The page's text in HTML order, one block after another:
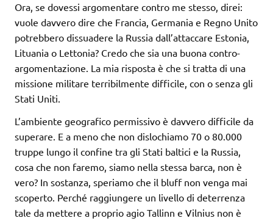
Ora, se dovessi argomentare contro me stesso, direi:
vuole davvero dire che Francia, Germania e Regno Unito
potrebbero dissuadere la Russia dall’attaccare Estonia,
Lituania o Lettonia? Credo che sia una buona contro-
argomentazione. La mia risposta è che si tratta di una
missione militare terribilmente difficile, con o senza gli
Stati Uniti.
L’ambiente geografico permissivo è davvero difficile da
superare. E a meno che non dislochiamo 70 o 80.000
truppe lungo il confine tra gli Stati baltici e la Russia,
cosa che non faremo, siamo nella stessa barca, non è
vero? In sostanza, speriamo che il bluff non venga mai
scoperto. Perché raggiungere un livello di deterrenza
tale da mettere a proprio agio Tallinn e Vilnius non è